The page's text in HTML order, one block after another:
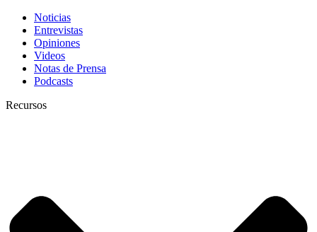
Noticias
Entrevistas
Opiniones
Videos
Notas de Prensa
Podcasts
Recursos